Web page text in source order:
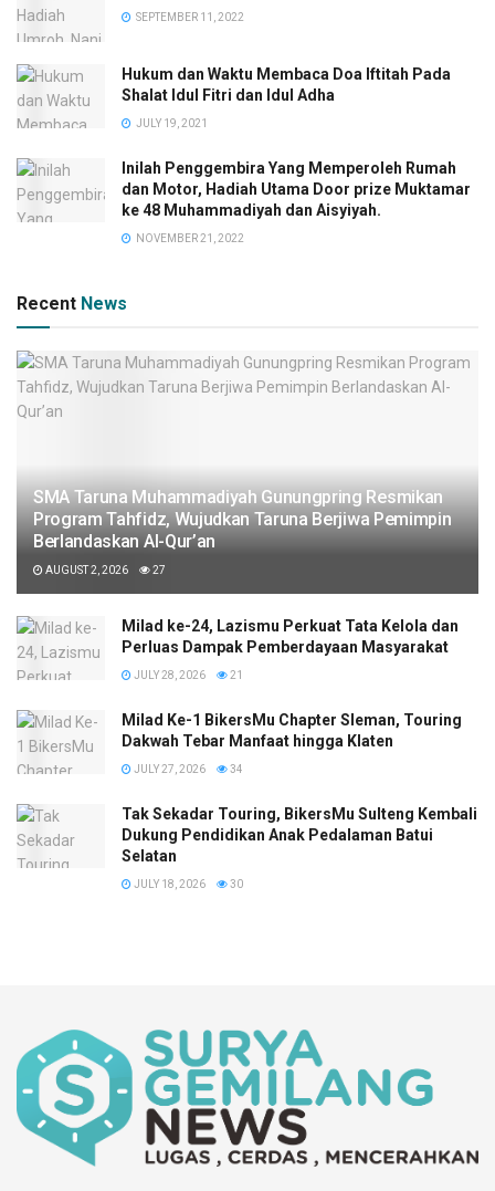
SEPTEMBER 11, 2022
Hukum dan Waktu Membaca Doa Iftitah Pada
Shalat Idul Fitri dan Idul Adha
JULY 19, 2021
Inilah Penggembira Yang Memperoleh Rumah
dan Motor, Hadiah Utama Door prize Muktamar
ke 48 Muhammadiyah dan Aisyiyah.
NOVEMBER 21, 2022
Recent News
SMA Taruna Muhammadiyah Gunungpring Resmikan
Program Tahfidz, Wujudkan Taruna Berjiwa Pemimpin
Berlandaskan Al-Qur’an
AUGUST 2, 2026 27
Milad ke-24, Lazismu Perkuat Tata Kelola dan
Perluas Dampak Pemberdayaan Masyarakat
JULY 28, 2026 21
Milad Ke-1 BikersMu Chapter Sleman, Touring
Dakwah Tebar Manfaat hingga Klaten
JULY 27, 2026 34
Tak Sekadar Touring, BikersMu Sulteng Kembali
Dukung Pendidikan Anak Pedalaman Batui
Selatan
JULY 18, 2026 30